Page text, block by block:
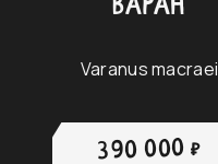
Varanus macraei
390 000 ₽